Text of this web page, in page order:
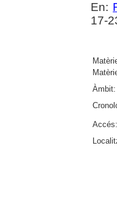
En:
17-
Àmbit:
Accés: